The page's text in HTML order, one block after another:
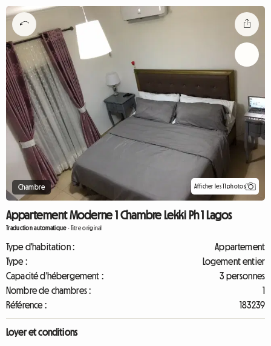
Chambre Afficher les 11 photos
Appartement Moderne 1 Chambre Lekki Ph 1 Lagos
Traduction automatique-Titre original
Type d'habitation :
Appartement
Type :
Logement entier
Capacité d'hébergement :
3 personnes
Nombre de chambres :
1
Référence :
183239
Loyer et conditions